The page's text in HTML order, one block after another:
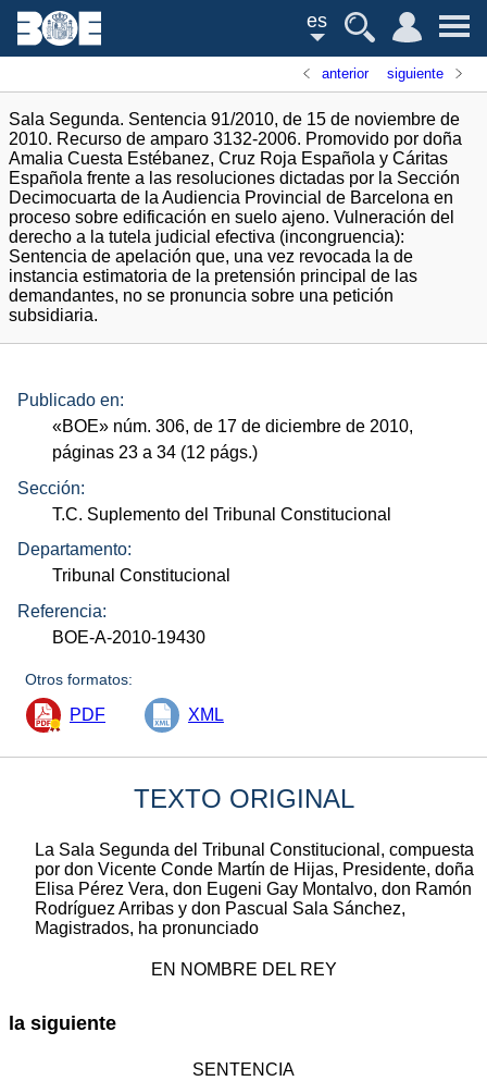
es
anterior siguiente
Sala Segunda. Sentencia 91/2010, de 15 de noviembre de
2010. Recurso de amparo 3132-2006. Promovido por doña
Amalia Cuesta Estébanez, Cruz Roja Española y Cáritas
Española frente a las resoluciones dictadas por la Sección
Decimocuarta de la Audiencia Provincial de Barcelona en
proceso sobre edificación en suelo ajeno. Vulneración del
derecho a la tutela judicial efectiva (incongruencia):
Sentencia de apelación que, una vez revocada la de
instancia estimatoria de la pretensión principal de las
demandantes, no se pronuncia sobre una petición
subsidiaria.
Publicado en:
«BOE» núm. 306, de 17 de diciembre de 2010,
páginas 23 a 34 (12 págs.)
Sección:
T.C. Suplemento del Tribunal Constitucional
Departamento:
Tribunal Constitucional
Referencia:
BOE-A-2010-19430
Otros formatos:
PDF XML
TEXTO ORIGINAL
La Sala Segunda del Tribunal Constitucional, compuesta
por don Vicente Conde Martín de Hijas, Presidente, doña
Elisa Pérez Vera, don Eugeni Gay Montalvo, don Ramón
Rodríguez Arribas y don Pascual Sala Sánchez,
Magistrados, ha pronunciado
EN NOMBRE DEL REY
la siguiente
SENTENCIA